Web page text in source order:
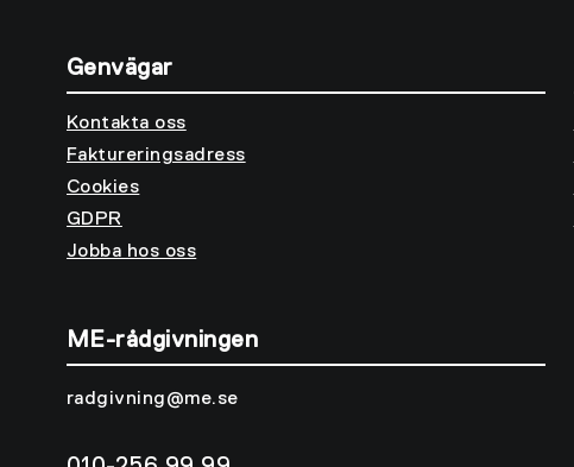
Genvägar
Kontakta oss
Faktureringsadress
Cookies
GDPR
Jobba hos oss
ME-rådgivningen
radgivning@me.se